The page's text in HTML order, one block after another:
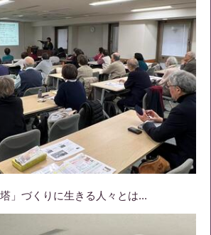
塔」づくりに生きる人々とは...